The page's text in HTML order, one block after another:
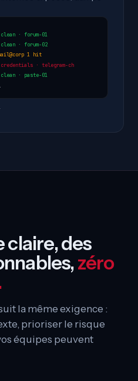
· forum-01
· forum-02
1 hit
credentials · telegram-ch
· paste-01
claire, des
zéro
la même exigence :
prioriser le risque
équipes peuvent